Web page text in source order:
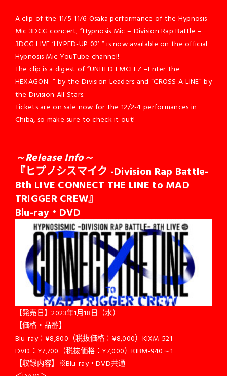
A clip of the 11/5-11/6 Osaka performance of the Hypnosis
Mic 3DCG concert, “Hypnosis Mic – Division Rap Battle –
3DCG LIVE ‘HYPED-UP 02’ ” is now available on the official
Hypnosis Mic YouTube channel!
The clip is a digest of “UNITED EMCEEZ –Enter the
HEXAGON- ” by the Division Leaders and “CROSS A LINE” by
the Division All Stars.
Tickets are on sale now for the 12/2-4 performances in
Chiba, so make sure to check it out!
～Release Info～
『ヒプノシスマイク -Division Rap Battle-
8th LIVE CONNECT THE LINE to MAD
TRIGGER CREW』
Blu-ray・DVD
【発売日】2023年1月18日（水）
【価格・品番】
Blu-ray：¥8,800（税抜価格：¥8,000）KIXM-521
DVD：¥7,700（税抜価格：¥7,000）KIBM-940～1
【収録内容】※Blu-ray・DVD共通